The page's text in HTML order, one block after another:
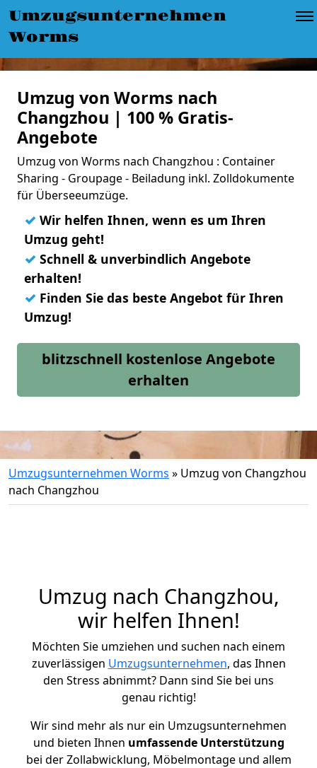
Umzugsunternehmen
Worms
Umzug von Worms nach
Changzhou | 100 % Gratis-
Angebote
Umzug von Worms nach Changzhou : Container
Sharing - Groupage - Beiladung inkl. Zolldokumente
für Überseeumzüge.
✓ Wir helfen Ihnen, wenn es um Ihren
Umzug geht!
✓ Schnell & unverbindlich Angebote
erhalten!
✓ Finden Sie das beste Angebot für Ihren
Umzug!
blitzschnell kostenlose Angebote
erhalten
Umzugsunternehmen Worms » Umzug von Changzhou
nach Changzhou
Umzug nach Changzhou,
wir helfen Ihnen!
Möchten Sie umziehen und suchen nach einem
zuverlässigen Umzugsunternehmen, das Ihnen
den Stress abnimmt? Dann sind Sie bei uns
genau richtig!
Wir sind mehr als nur ein Umzugsunternehmen
und bieten Ihnen umfassende Unterstützung
bei der Zollabwicklung, Möbelmontage und allem